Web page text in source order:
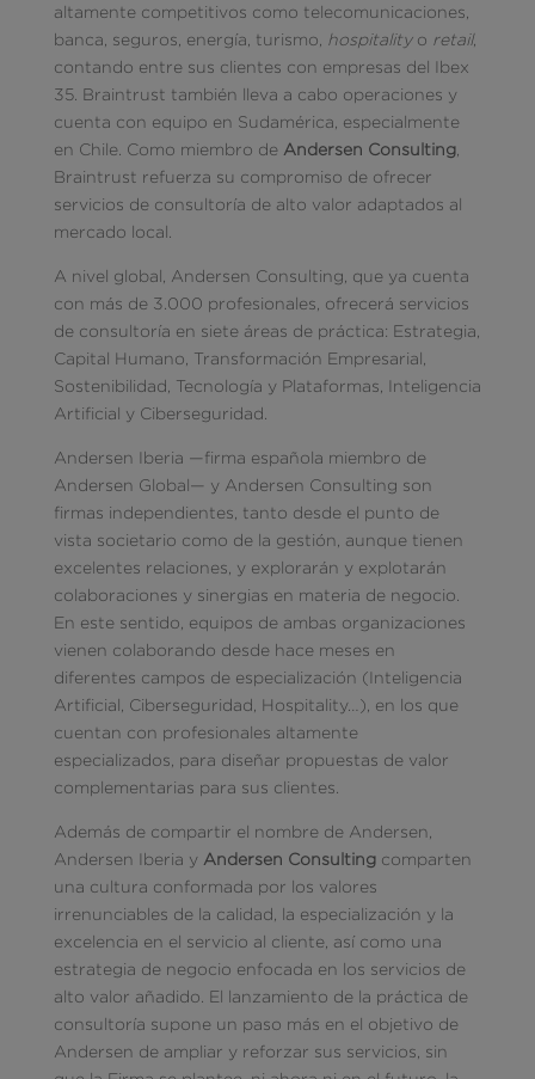
altamente competitivos como telecomunicaciones,
banca, seguros, energía, turismo,
hospitalityo retail,
contando entre sus clientes con empresas del Ibex
35. Braintrust también lleva a cabo operaciones y
cuenta con equipo en Sudamérica, especialmente
en Chile. Como miembro de Andersen Consulting,
Braintrust refuerza su compromiso de ofrecer
servicios de consultoría de alto valor adaptados al
mercado local.
A nivel global, Andersen Consulting, que ya cuenta
con más de 3.000 profesionales, ofrecerá servicios
de consultoría en siete áreas de práctica: Estrategia,
Capital Humano, Transformación Empresarial,
Sostenibilidad, Tecnología y Plataformas, Inteligencia
Artificial y Ciberseguridad.
Andersen Iberia —firma española miembro de
Andersen Global— y Andersen Consulting son
firmas independientes, tanto desde el punto de
vista societario como de la gestión, aunque tienen
excelentes relaciones, y explorarán y explotarán
colaboraciones y sinergias en materia de negocio.
En este sentido, equipos de ambas organizaciones
vienen colaborando desde hace meses en
diferentes campos de especialización (Inteligencia
Artificial, Ciberseguridad, Hospitality…), en los que
cuentan con profesionales altamente
especializados, para diseñar propuestas de valor
complementarias para sus clientes.
Además de compartir el nombre de Andersen,
Andersen Iberia y Andersen Consultingcomparten
una cultura conformada por los valores
irrenunciables de la calidad, la especialización y la
excelencia en el servicio al cliente, así como una
estrategia de negocio enfocada en los servicios de
alto valor añadido. El lanzamiento de la práctica de
consultoría supone un paso más en el objetivo de
Andersen de ampliar y reforzar sus servicios, sin